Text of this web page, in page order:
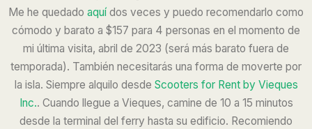
Me he quedado aquí dos veces y puedo recomendarlo como
cómodo y barato a $157 para 4 personas en el momento de
mi última visita, abril de 2023 (será más barato fuera de
temporada). También necesitarás una forma de moverte por
la isla. Siempre alquilo desde Scooters for Rent by Vieques
Inc.. Cuando llegue a Vieques, camine de 10 a 15 minutos
desde la terminal del ferry hasta su edificio. Recomiendo